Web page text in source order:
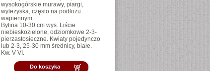
wysokogórskie murawy, piargi,
wyleżyska, często na podłożu
wapiennym.
Bylina 10-30 cm wys. Liście
niebieskozielone, odziomkowe 2-3-
pierzastosieczne. Kwiaty pojedynczo
lub 2-3, 25-30 mm średnicy, białe.
Kw. V-VI.
Do koszyka